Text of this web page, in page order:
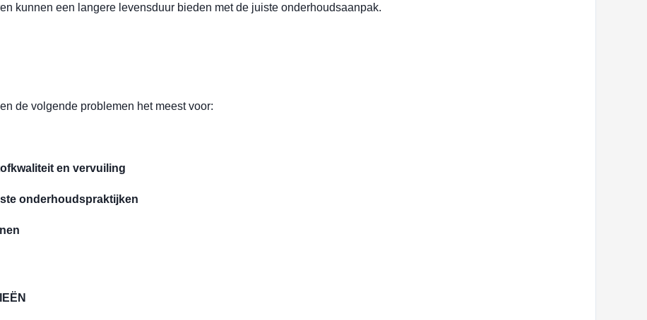
kunnen een langere levensduur bieden met de juiste onderhoudsaanpak.
de volgende problemen het meest voor:
en vervuiling
onderhoudspraktijken